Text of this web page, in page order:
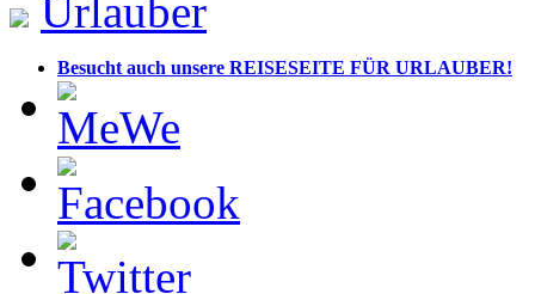
Besucht auch unsere REISESEITE FÜR URLAUBER!